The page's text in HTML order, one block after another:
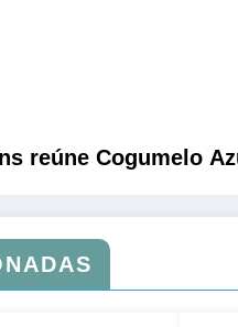
reúne Cogumelo